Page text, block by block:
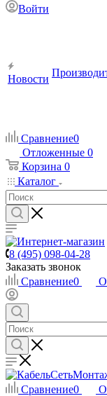
Войти
Новости
Сравнение0
Отложенные 0
Корзина 0
Каталог
8 (495) 098-04-28
Заказать звонок
Сравнение0
Сравнение0